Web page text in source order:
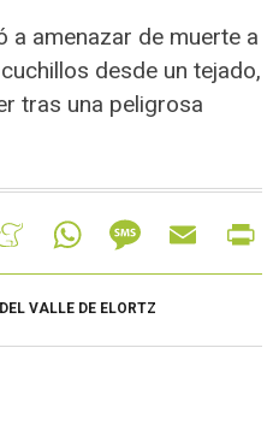
a amenazar de muerte a
desde un tejado,
tras una peligrosa
MeneameWhatsAppMessageEmail
VALLE DE ELORTZ